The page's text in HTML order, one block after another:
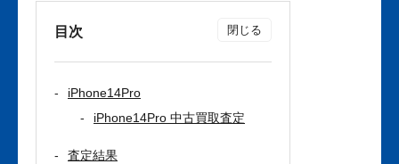
目次
iPhone14Pro
iPhone14Pro 中古買取査定
査定結果